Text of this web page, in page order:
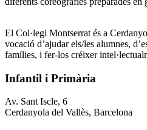
El Col·legi Montserrat és a
vocació d’ajudar els/les alumnes,
famílies, i fer-los créixer
Infantil i Primària
Av. Sant Iscle, 6
Cerdanyola del Vallès, Barcelona